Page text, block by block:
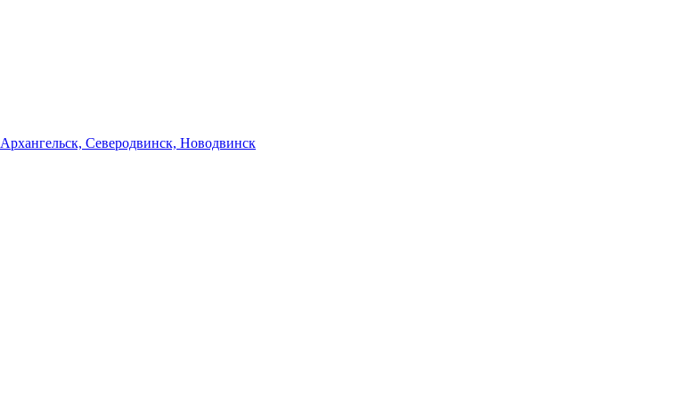
Архангельск, Северодвинск, Новодвинск